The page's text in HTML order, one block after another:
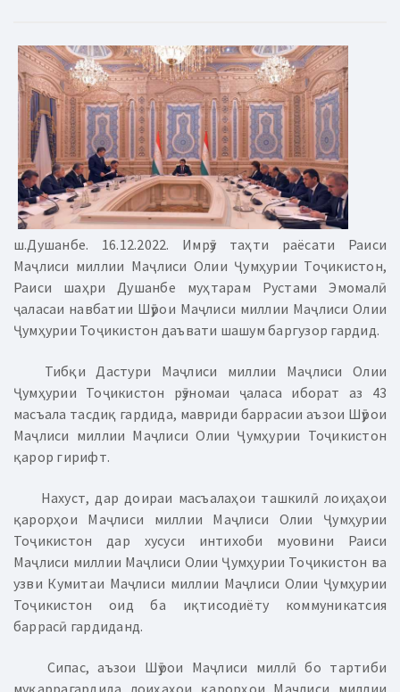
ш.Душанбе. 16.12.2022. Имрӯз таҳти раёсати Раиси
Маҷлиси миллии Маҷлиси Олии Ҷумҳурии Тоҷикистон,
Раиси шаҳри Душанбе муҳтарам Рустами Эмомалӣ
ҷаласаи навбатии Шӯрои Маҷлиси миллии Маҷлиси Олии
Ҷумҳурии Тоҷикистон даъвати шашум баргузор гардид.
Тибқи Дастури Маҷлиси миллии Маҷлиси Олии
Ҷумҳурии Тоҷикистон рӯзномаи ҷаласа иборат аз 43
масъала тасдиқ гардида, мавриди баррасии аъзои Шӯрои
Маҷлиси миллии Маҷлиси Олии Ҷумҳурии Тоҷикистон
қарор гирифт.
Нахуст, дар доираи масъалаҳои ташкилӣ лоиҳаҳои
қарорҳои Маҷлиси миллии Маҷлиси Олии Ҷумҳурии
Тоҷикистон дар хусуси интихоби муовини Раиси
Маҷлиси миллии Маҷлиси Олии Ҷумҳурии Тоҷикистон ва
узви Кумитаи Маҷлиси миллии Маҷлиси Олии Ҷумҳурии
Тоҷикистон оид ба иқтисодиёту коммуникатсия
баррасӣ гардиданд.
Сипас, аъзои Шӯрои Маҷлиси миллӣ бо тартиби